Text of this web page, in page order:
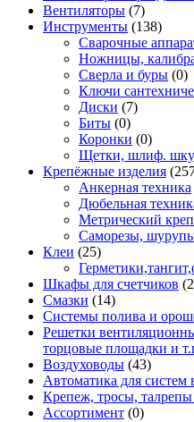
Вентиляторы (7)
Инструменты (138)
Сварочные
Ножницы,
Сверла и буры (0)
Ключи
Диски (7)
Биты (0)
Коронки (0)
Щетки, шлиф.
Крепёжные изделия
Анкерная техника
Дюбельная
Метрический
Саморезы,
Клеи (25)
Шкафы для счетчиков
Смазки (14)
Системы полива и
Решетки
торцовые площадки и
Воздуховоды (43)
Автоматика для систем
Крепеж, тросы,
Ассортимент (0)